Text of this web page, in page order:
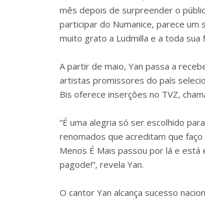
mês depois de surpreender o
participar do Numanice, parece um
muito grato a Ludmilla e a toda sua
A partir de maio, Yan passa a
artistas promissores do país
Bis oferece inserções no TVZ,
“É uma alegria só ser escolhido
renomados que acreditam que
Menos É Mais passou por lá e
pagode!”, revela Yan.
O cantor Yan alcança sucesso